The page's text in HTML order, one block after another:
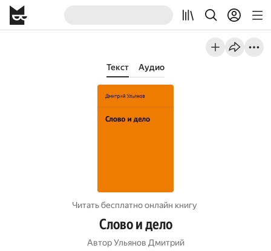
Текст Аудио
Читать бесплатно онлайн книгу
Слово и дело
Автор Ульянов Дмитрий